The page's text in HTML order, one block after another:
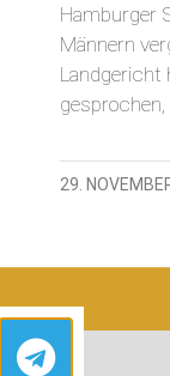
Hamburger
Männern
Landgericht
29.